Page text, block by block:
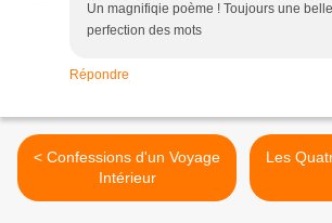
Un magnifiqie poème ! Toujours une
perfection des mots
Répondre
< Confessions d'un Voyage
Intérieur
Les